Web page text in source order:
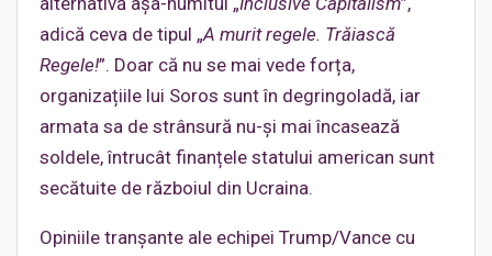
adică ceva de tipul „A murit regele. Trăiască
Regele!”. Doar că nu se mai vede forța,
organizațiile lui Soros sunt în degringoladă, iar
armata sa de strânsură nu-și mai încasează
soldele, întrucât finanțele statului american sunt
secătuite de războiul din Ucraina.
Opiniile tranșante ale echipei Trump/Vance cu